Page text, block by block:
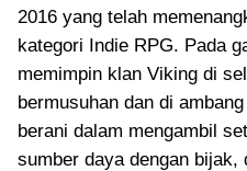
2016 yang telah
kategori Indie RPG. Pada
memimpin klan Viking di
bermusuhan dan di
berani dalam mengambil
sumber daya dengan bijak,